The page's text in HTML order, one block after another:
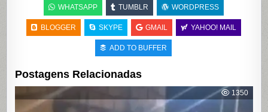
WHATSAPP TUMBLR WORDPRESS
BLOGGER SKYPE GMAIL YAHOO! MAIL
ADD TO BUFFER
Postagens Relacionadas
1350